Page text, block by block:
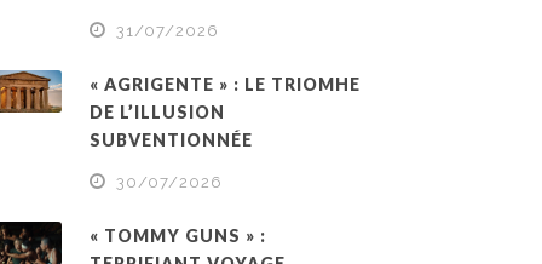
31/07/2026
« AGRIGENTE » : LE TRIOMHE
DE L’ILLUSION
SUBVENTIONNÉE
30/07/2026
« TOMMY GUNS » :